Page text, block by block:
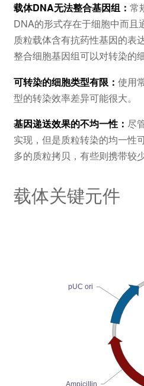
载体DNA无法整合基因组： 常
DNA的形式存在于细胞中而且
质粒载体含有抗药性基因的表
整合细胞基因组可以对转染的
可转染的细胞类型有限： 使用
型的转染效率差异可能很大。
基因递送效果的不均一性： 尽
实现，但是质粒转染的均一性
多的质粒拷贝，有些则携带较
载体关键元件
AmpiciIIin
pUC ori